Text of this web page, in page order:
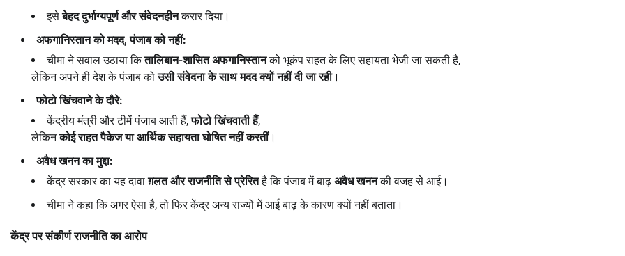
इसेबेहद दुर्भाग्यपूर्ण और संवेदनहीनकरार दिया।
अफगानिस्तान को मदद,पंजाब को नहीं:
चीमा ने सवाल उठाया कितालिबान-शासित अफगानिस्तानको भूकंप राहत के लिए सहायता भेजी जा सकती है,
लेकिन अपने ही देश के पंजाब कोउसी संवेदना के साथ मदद क्यों नहीं दी जा रही।
फोटो खिंचवाने के दौरे:
केंद्रीय मंत्री और टीमें पंजाब आती हैं,फोटो खिंचवाती हैं,
लेकिनकोई राहत पैकेज या आर्थिक सहायता घोषित नहीं करतीं।
अवैध खनन का मुद्दा:
केंद्र सरकार का यह दावाग़लत और राजनीति से प्रेरितहै कि पंजाब में बाढ़ अवैध खननकी वजह से आई।
चीमा ने कहा कि अगर ऐसा है, तो फिर केंद्र अन्य राज्यों में आई बाढ़ के कारण क्यों नहीं बताता।
केंद्र पर संकीर्ण राजनीति का आरोप